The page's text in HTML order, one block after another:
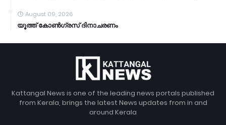
August 09, 2026
യൂത്ത് കോൺഗ്രസ് ദിനാചരണം
Kattangal News is one of the leading news portals published
from Kerala, brings the latest News updates from in and
around Kerala